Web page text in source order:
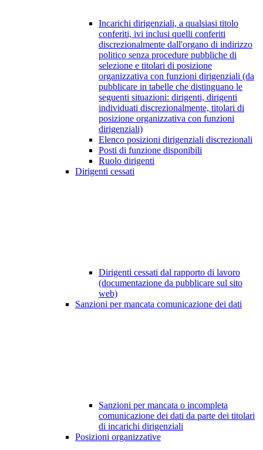
Incarichi dirigenziali, a qualsiasi titolo
conferiti, ivi inclusi quelli conferiti
discrezionalmente dall'organo di indirizzo
politico senza procedure pubbliche di
selezione e titolari di posizione
organizzativa con funzioni dirigenziali (da
pubblicare in tabelle che distinguano le
seguenti situazioni: dirigenti, dirigenti
individuati discrezionalmente, titolari di
posizione organizzativa con funzioni
dirigenziali)
Elenco posizioni dirigenziali discrezionali
Posti di funzione disponibili
Ruolo dirigenti
Dirigenti cessati
Dirigenti cessati dal rapporto di lavoro
(documentazione da pubblicare sul sito
web)
Sanzioni per mancata comunicazione dei dati
Sanzioni per mancata o incompleta
comunicazione dei dati da parte dei titolari
di incarichi dirigenziali
Posizioni organizzative